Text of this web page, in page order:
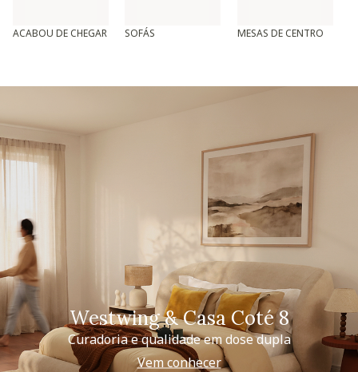
ACABOU DE CHEGAR SOFÁS MESAS DE CENTRO
Westwing & Casa Coté 8
Curadoria e qualidade em dose dupla
Vem conhecer